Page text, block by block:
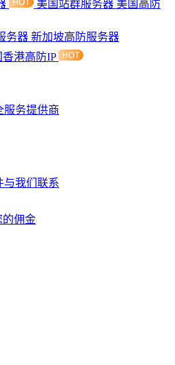
美国站群服务器 美国高防
务器 新加坡高防服务器
香港高防IP
服务提供商
与我们联系
的佣金